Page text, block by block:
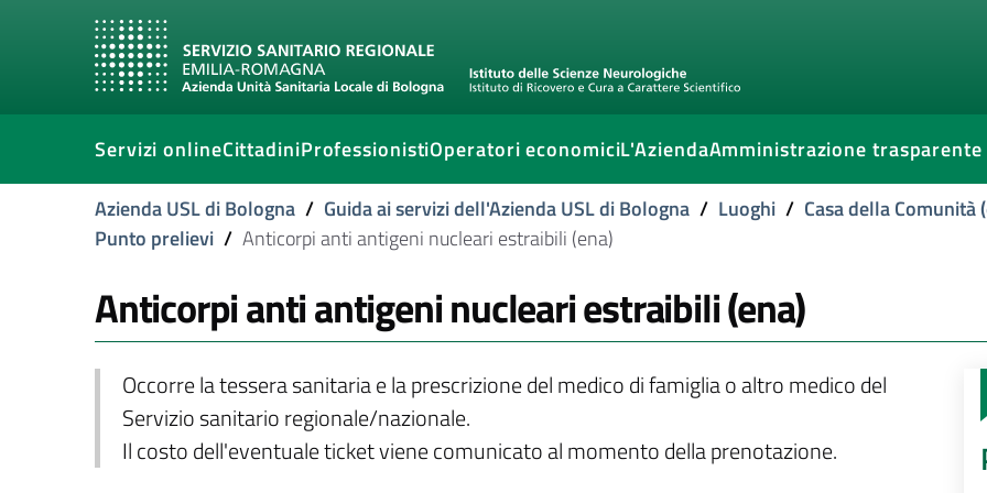
Servizi onlineCittadiniProfessionistiOperatori economiciL'AziendaAmministrazione trasparente
Azienda USL di Bologna / Guida ai servizi dell'Azienda USL di Bologna / Luoghi / Casa della Comunità
Punto prelievi / Anticorpi anti antigeni nucleari estraibili (ena)
Anticorpi anti antigeni nucleari estraibili (ena)
Occorre la tessera sanitaria e la prescrizione del medico di famiglia o altro medico del
Servizio sanitario regionale/nazionale.
Il costo dell'eventuale ticket viene comunicato al momento della prenotazione.